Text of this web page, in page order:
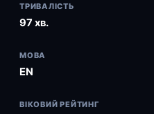
ТРИВАЛІСТЬ
97 хв.
МОВА
EN
ВІКОВИЙ РЕЙТИНГ